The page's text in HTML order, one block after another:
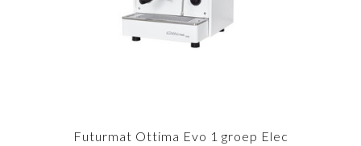
Futurmat Ottima Evo 1 groep Elec